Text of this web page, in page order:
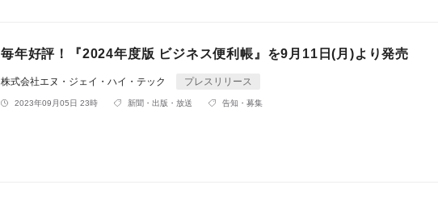
毎年好評！『2024年度版 ビジネス便利帳』を9月11日(月)より発売
株式会社エヌ・ジェイ・ハイ・テック プレスリリース
2023年09月05日 23時 新聞・出版・放送 告知・募集